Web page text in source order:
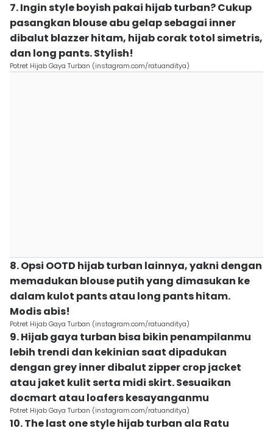
7. Ingin style boyish pakai hijab turban? Cukup
pasangkan blouse abu gelap sebagai inner
dibalut blazzer hitam, hijab corak totol simetris,
dan long pants. Stylish!
Potret Hijab Gaya Turban (instagram.com/ratuanditya)
8. Opsi OOTD hijab turban lainnya, yakni dengan
memadukan blouse putih yang dimasukan ke
dalam kulot pants atau long pants hitam.
Modis abis!
Potret Hijab Gaya Turban (instagram.com/ratuanditya)
9. Hijab gaya turban bisa bikin penampilanmu
lebih trendi dan kekinian saat dipadukan
dengan grey inner dibalut zipper crop jacket
atau jaket kulit serta midi skirt. Sesuaikan
docmart atau loafers kesayanganmu
Potret Hijab Gaya Turban (instagram.com/ratuanditya)
10. The last one style hijab turban ala Ratu